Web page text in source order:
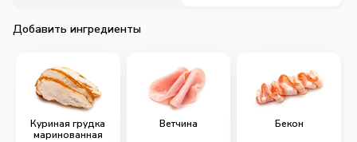
Добавить ингредиенты
Куриная грудка
маринованная
Ветчина Бекон